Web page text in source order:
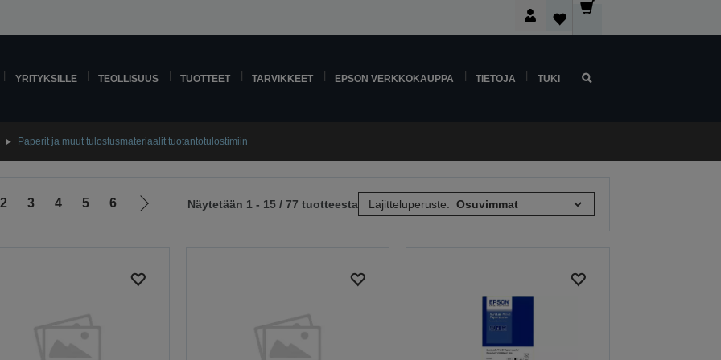
YRITYKSILLE TEOLLISUUS TUOTTEET TARVIKKEET EPSON VERKKOKAUPPA TIETOJA TUKI
Paperit ja muut tulostusmateriaalit tuotantotulostimiin
2 3 4 5 6
Siirry
Näytetään 1 - 15 / 77 tuotteesta Lajitteluperuste: